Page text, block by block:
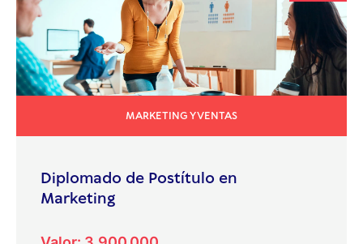
MARKETING Y VENTAS
Diplomado de Postítulo en
Marketing